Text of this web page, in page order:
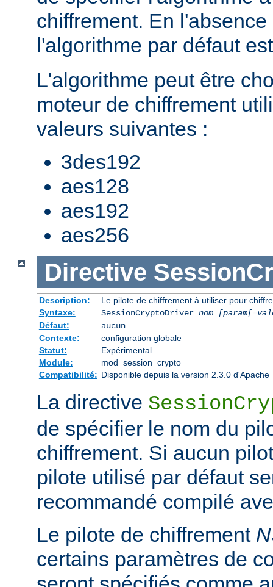
chiffrement. En
l'algorithme par défaut
L'algorithme peut être
moteur de chiffrement
valeurs suivantes :
3des192
aes128
aes192
aes256
Directive
Description:
Le pilote de chiffrement à utiliser pour
Syntaxe:
SessionCryptoDriver nom
Défaut:
aucun
Contexte:
configuration globale
Statut:
Expérimental
Module:
mod_session_crypto
Compatibilité: Disponible depuis la version 2.3.0 d'Apache
La directive
de spécifier le nom du
chiffrement. Si aucun
pilote utilisé par défaut
recommandé compilé
Le pilote de chiffrement
certains paramètres de